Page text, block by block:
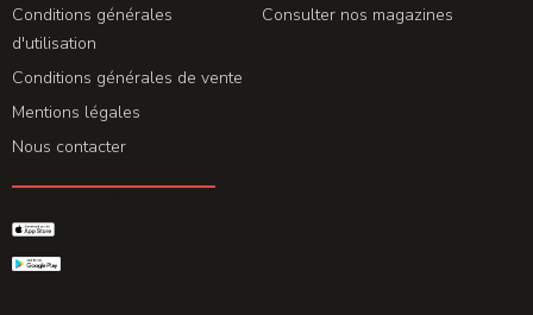
Conditions générales
d'utilisation
Conditions générales de vente
Mentions légales
Nous contacter
Consulter nos magazines